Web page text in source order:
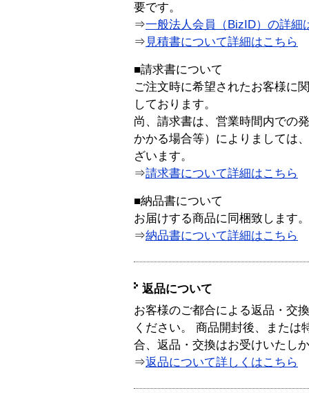
要です。
⇒一般法人会員（BizID）の詳細
⇒ 見積書について詳細はこちら
■請求書について
ご注文時に希望されたお客様に
しております。
尚、請求書は、営業時間内での
かかる場合等）によりましては
ざいます。
⇒請求書について詳細はこちら
■納品書について
お届けする商品に同梱致します。
⇒納品書について詳細はこちら
返品について
お客様のご都合による返品・交
ください。 商品開封後、または
合、返品・交換はお受けいたし
⇒返品について詳しくはこちら